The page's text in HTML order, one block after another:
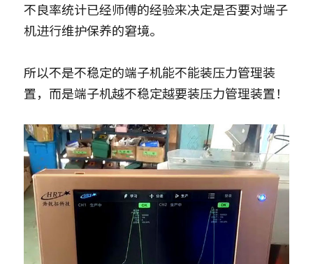
不良率统计已经师傅的经验来决定是否要对端子
机进行维护保养的窘境。
所以不是不稳定的端子机能不能装压力管理装
置，而是端子机越不稳定越要装压力管理装置！